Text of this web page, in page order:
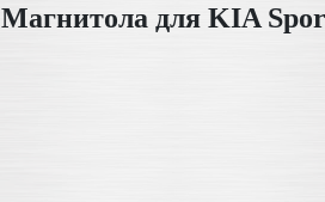
Магнитола для KIA